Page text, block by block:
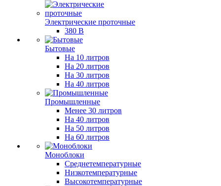
Электрические проточные
380 В
Бытовые
На 10 литров
На 20 литров
На 30 литров
На 40 литров
Промышленные
Менее 30 литров
На 40 литров
На 50 литров
На 60 литров
Моноблоки
Среднетемпературные
Низкотемпературные
Высокотемпературные